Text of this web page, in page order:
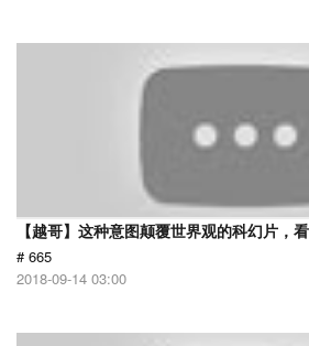
【越哥】这种意图颠覆世界观的科幻片，
# 665
2018-09-14 03:00